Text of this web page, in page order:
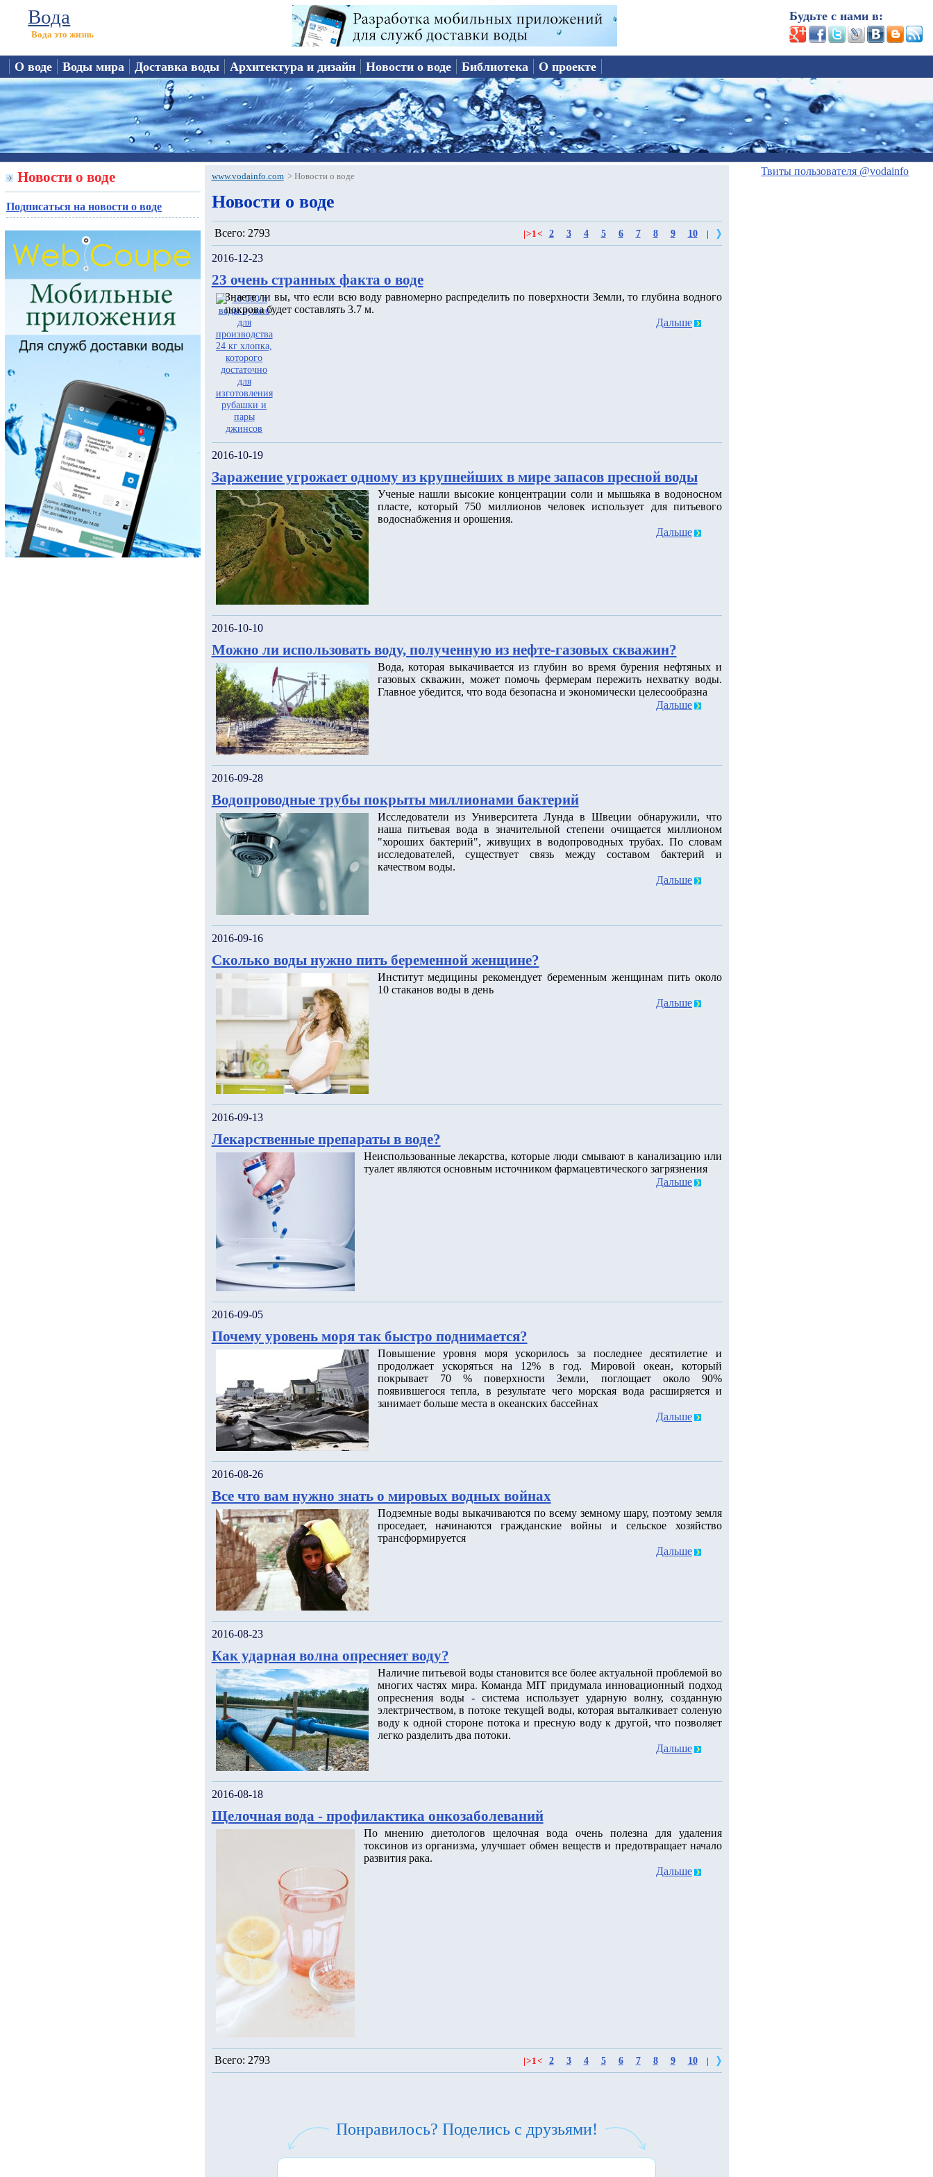
Вода
Вода это жизнь
Будьте с нами в:
О воде Воды мира Доставка воды Архитектура и дизайн Новости о воде Библиотека О проекте
Новости о воде
Подписаться на новости о воде
www.vodainfo.com > Новости о воде
Новости о воде
Всего: 2793 >1< 2 3 4 5 6 7 8 9 10
2016-12-23
23 очень странных факта о воде
Знаете ли вы, что если всю воду равномерно распределить по поверхности Земли, то глубина водного
покрова будет составлять 3.7 м.
Дальше
2016-10-19
Заражение угрожает одному из крупнейших в мире запасов пресной воды
Ученые нашли высокие концентрации соли и мышьяка в водоносном
пласте, который 750 миллионов человек использует для питьевого
водоснабжения и орошения.
Дальше
2016-10-10
Можно ли использовать воду, полученную из нефте-газовых скважин?
Вода, которая выкачивается из глубин во время бурения нефтяных и
газовых скважин, может помочь фермерам пережить нехватку воды.
Главное убедится, что вода безопасна и экономически целесообразна
Дальше
2016-09-28
Водопроводные трубы покрыты миллионами бактерий
Исследователи из Университета Лунда в Швеции обнаружили, что
наша питьевая вода в значительной степени очищается миллионом
"хороших бактерий", живущих в водопроводных трубах. По словам
исследователей, существует связь между составом бактерий и
качеством воды.
Дальше
2016-09-16
Сколько воды нужно пить беременной женщине?
Институт медицины рекомендует беременным женщинам пить около
10 стаканов воды в день
Дальше
2016-09-13
Лекарственные препараты в воде?
Неиспользованные лекарства, которые люди смывают в канализацию или
туалет являются основным источником фармацевтического загрязнения
Дальше
2016-09-05
Почему уровень моря так быстро поднимается?
Повышение уровня моря ускорилось за последнее десятилетие и
продолжает ускоряться на 12% в год. Мировой океан, который
покрывает 70 % поверхности Земли, поглощает около 90%
появившегося тепла, в результате чего морская вода расширяется и
занимает больше места в океанских бассейнах
Дальше
2016-08-26
Все что вам нужно знать о мировых водных войнах
Подземные воды выкачиваются по всему земному шару, поэтому земля
проседает, начинаются гражданские войны и сельское хозяйство
трансформируется
Дальше
2016-08-23
Как ударная волна опресняет воду?
Наличие питьевой воды становится все более актуальной проблемой во
многих частях мира. Команда MIT придумала инновационный подход
опреснения воды - система использует ударную волну, созданную
электричеством, в потоке текущей воды, которая выталкивает соленую
воду к одной стороне потока и пресную воду к другой, что позволяет
легко разделить два потоки.
Дальше
2016-08-18
Щелочная вода - профилактика онкозаболеваний
По мнению диетологов щелочная вода очень полезна для удаления
токсинов из организма, улучшает обмен веществ и предотвращает начало
развития рака.
Дальше
Всего: 2793 >1< 2 3 4 5 6 7 8 9 10
Понравилось? Поделись с друзьями!
Твиты пользователя @vodainfo